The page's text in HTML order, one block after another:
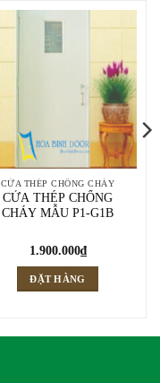
CỬA THÉP CHỐNG CHÁY
CỬA THÉP CHỐNG
CHÁY MẪU P1-G1B
1.900.000₫
ĐẶT HÀNG